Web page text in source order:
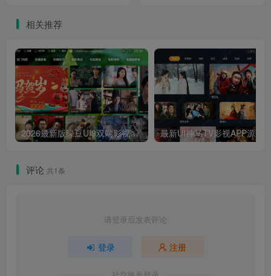
相关推荐
2026最新版绿豆UI9双端影视APP源码
评论 共1条
请登录后发表评论
登录 注册